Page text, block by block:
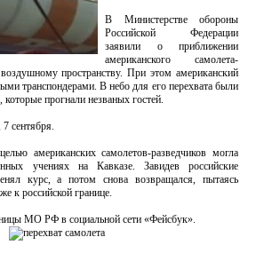
В Министерстве обороны
Российской Федерации
заявили о приближении
американского самолета-
пространству. При этом американский
транспондерами. В небо для его перехвата были
прогнали незваных гостей.
сентября.
американских самолетов-разведчиков могла
учениях на Кавказе. Завидев российские
курс, а потом снова возвращался, пытаясь
к российской границе.
МО РФ в социальной сети «Фейсбук».